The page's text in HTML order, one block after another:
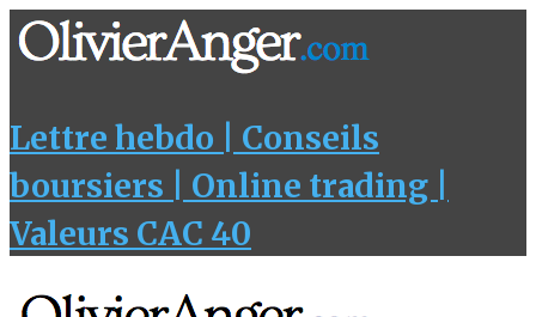
Lettre hebdo | Conseils
boursiers | Online trading |
Valeurs CAC 40